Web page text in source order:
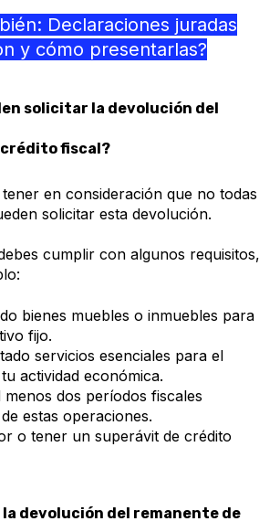
Declaraciones juradas
y cómo presentarlas?
solicitar la devolución del
fiscal?
en consideración que no todas
solicitar esta devolución.
cumplir con algunos requisitos,
bienes muebles o inmuebles para
fijo.
servicios esenciales para el
actividad económica.
dos períodos fiscales
estas operaciones.
o tener un superávit de crédito
devolución del remanente de